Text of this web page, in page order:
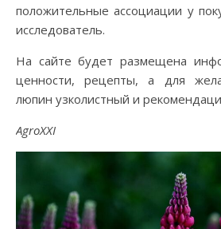
положительные ассоциации у
исследователь.
На сайте будет размещена
ценности, рецепты, а для
люпин узколистный и
AgroXXI